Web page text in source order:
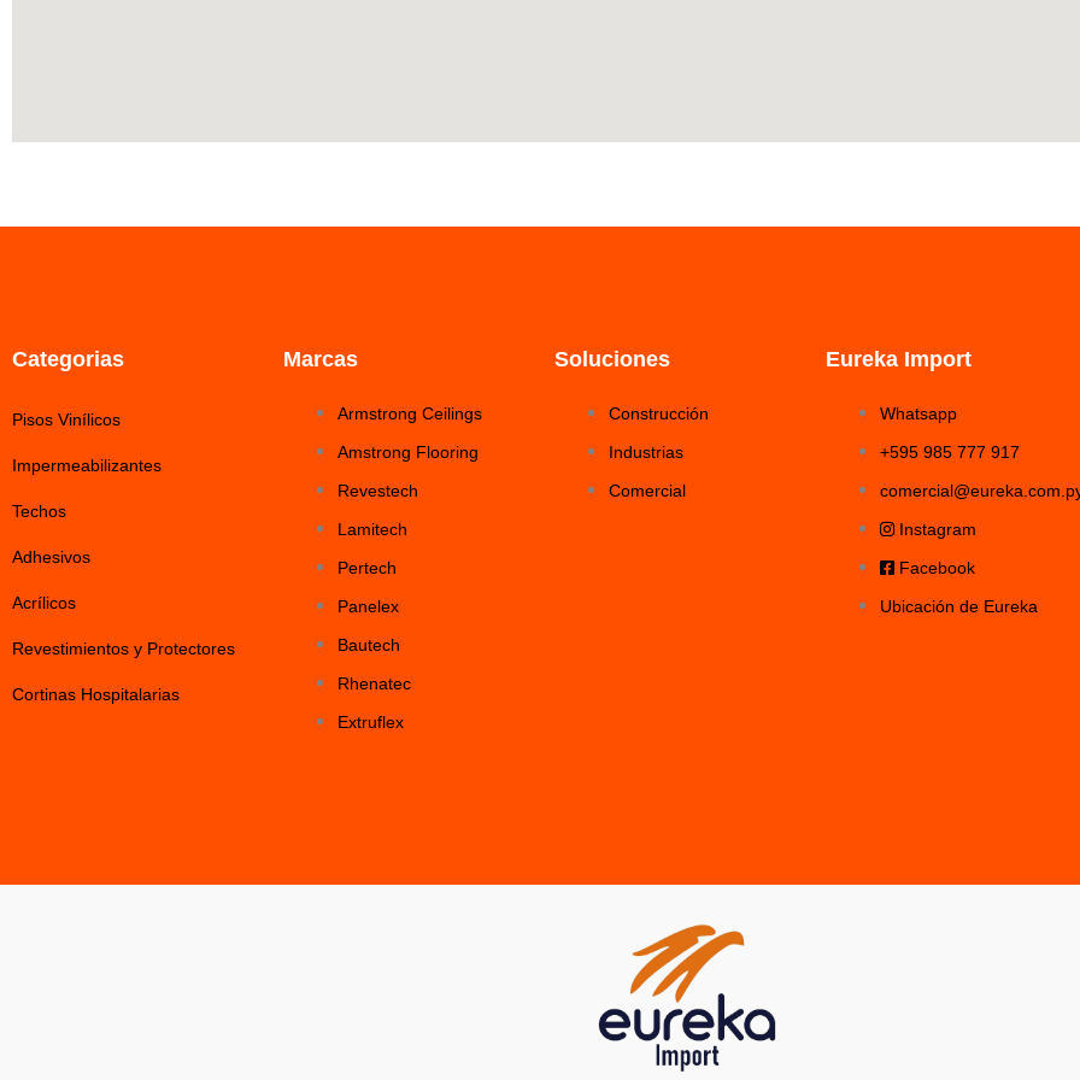
Categorias
Pisos Vinílicos
Impermeabilizantes
Techos
Adhesivos
Acrílicos
Revestimientos y Protectores
Cortinas Hospitalarias
Marcas
Armstrong Ceilings
Amstrong Flooring
Revestech
Lamitech
Pertech
Panelex
Bautech
Rhenatec
Extruflex
Soluciones
Construcción
Industrias
Comercial
Eureka Import
Whatsapp
+595 985 777 917
Instagram
Facebook
Ubicación de Eureka